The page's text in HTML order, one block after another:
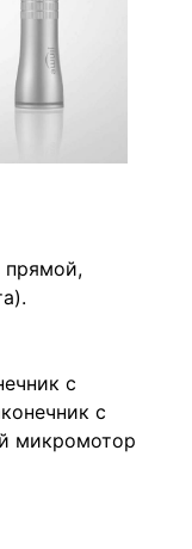
прямой,
с
с
микромотор